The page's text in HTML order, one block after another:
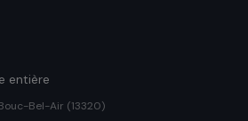
entière
Bel-Air (13320)